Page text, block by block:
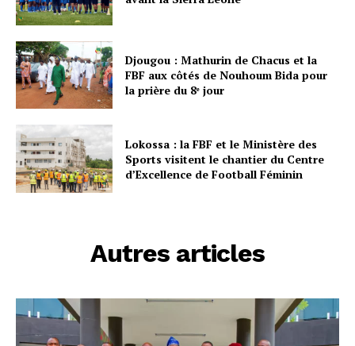
Djougou : Mathurin de Chacus et la
FBF aux côtés de Nouhoum Bida pour
la prière du 8ᵉ jour
Lokossa : la FBF et le Ministère des
Sports visitent le chantier du Centre
d’Excellence de Football Féminin
Autres articles